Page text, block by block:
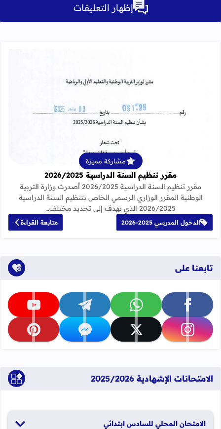
إظهار التعليقات
قراءة المزيد عن مقرر تنظيم السنة الدراسية
مشاركة مميزة
مقرر تنظيم السنة الدراسية 2026/2025
مقرر تنظيم السنة الدراسية 2026/2025 أصدرت وزارة التربية
الوطنية المقرر الوزاري الرسمي الخاص بتنظيم السنة الدراسية
2026/2025 الذي يهدف إلى تحديد مختلف…
الدخول المدرسي 2025-2026 متابعة القراءة
تابعنا على
تابعنا على facebook تابعنا على whatsapp تابعنا على telegram تابعنا على youtube
تابعنا على instagram تابعنا على x تابعنا على messenger تابعنا على pinterest
الامتحانات الإشهادية 2025/2026
الامتحان المحلي للسادس ابتدائي